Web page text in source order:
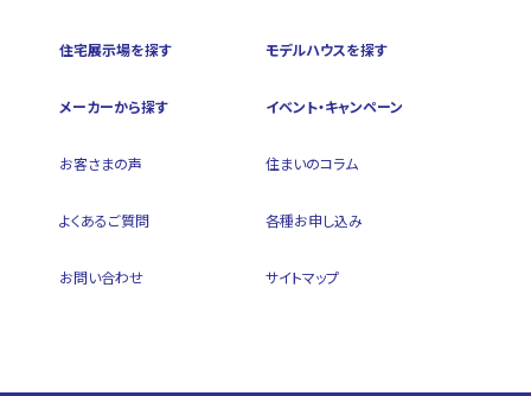
住宅展示場を探す モデルハウスを探す
メーカーから探す イベント・キャンペーン
お客さまの声 住まいのコラム
よくあるご質問 各種お申し込み
お問い合わせ サイトマップ